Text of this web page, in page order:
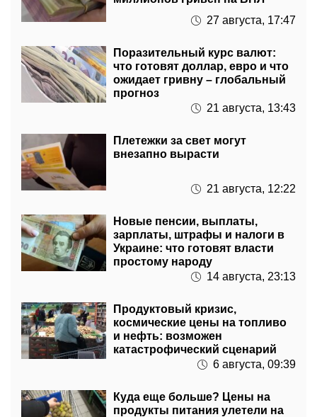
Поразительный курс валют:
ожидает гривну – глобальный
прогноз
21 августа, 13:43
Плетежки за свет могут
21 августа, 12:22
Новые пенсии, выплаты,
Украине: что готовят власти
простому народу
14 августа, 23:13
Продуктовый кризис,
и нефть: возможен
катастрофический сценарий
6 августа, 09:39
Куда еще больше? Цены на
Марс – запасайтесь
корвалолом